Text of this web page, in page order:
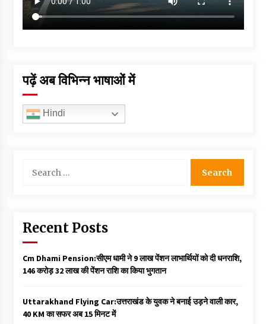
पढ़ें अब विभिन्न भाषाओं में
Hindi
for:
Recent Posts
Cm Dhami Pension:सीएम धामी ने 9 लाख पेंशन लाभार्थियों को दी धनराशि, ₹
146 करोड़ 32 लाख की पेंशन राशि का किया भुगतान
Uttarakhand Flying Car:उत्तराखंड के युवक ने बनाई उड़ने वाली कार,
40 KM का सफर अब 15 मिनट में